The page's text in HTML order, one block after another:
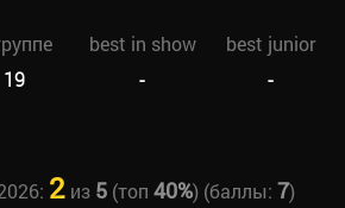
best in show
best junior
19 - -
2из 5(топ 40%) (баллы: 7)